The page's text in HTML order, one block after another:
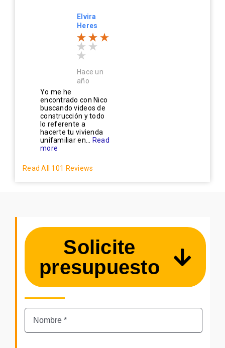
Elvira
Heres
Hace un
año
Yo me he
encontrado con Nico
buscando videos de
construcción y todo
lo referente a
hacerte tu vivienda
unifamiliar en...
Read
more
Read All 101 Reviews
Solicite
presupuesto